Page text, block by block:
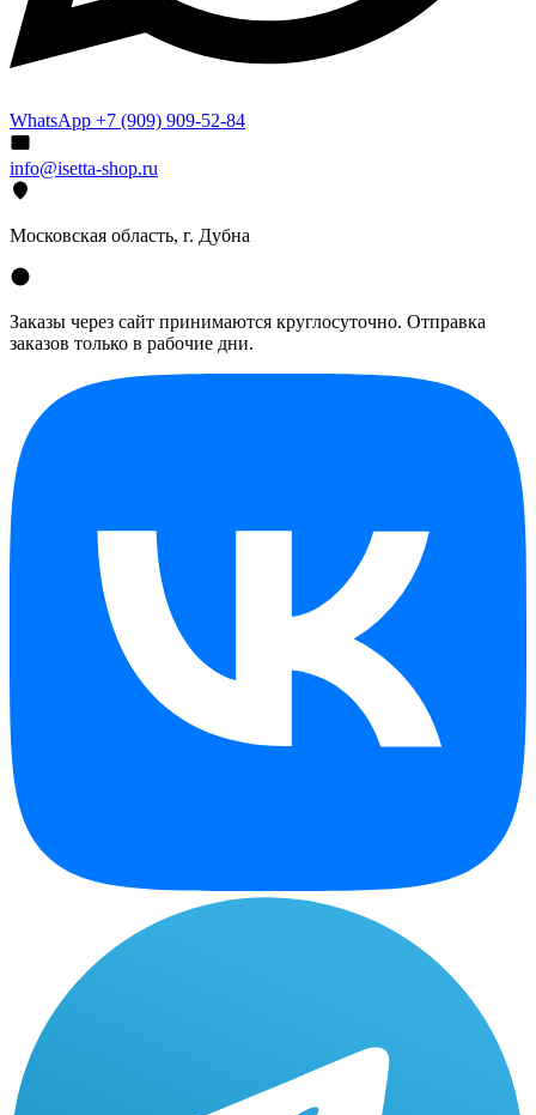
WhatsApp +7 (909) 909-52-84
info@isetta-shop.ru
Московская область, г. Дубна
Заказы через сайт принимаются круглосуточно. Отправка
заказов только в рабочие дни.